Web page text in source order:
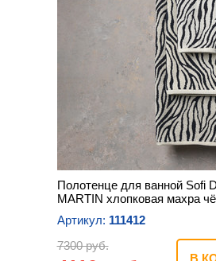
Полотенце для ванной Sofi
MARTIN хлопковая махра
Артикул: 111412
7300 руб.
В